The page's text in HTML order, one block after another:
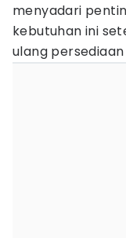
menyadari
kebutuhan ini
ulang